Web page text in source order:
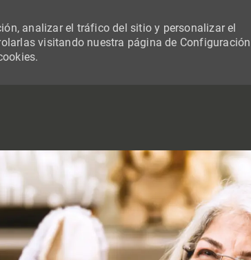
analizar el tráfico del sitio y personalizar el
visitando nuestra página de Configuración